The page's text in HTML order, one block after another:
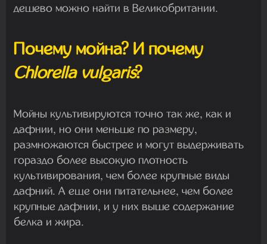
дешево можно найти в Великобритании.
Почему мойна? И почему
Chlorella vulgaris?
Мойны культивируются точно так же, как и
дафнии, но они меньше по размеру,
размножаются быстрее и могут выдерживать
гораздо более высокую плотность
культивирования, чем более крупные виды
дафний. А еще они питательнее, чем более
крупные дафнии, и у них выше содержание
белка и жира.